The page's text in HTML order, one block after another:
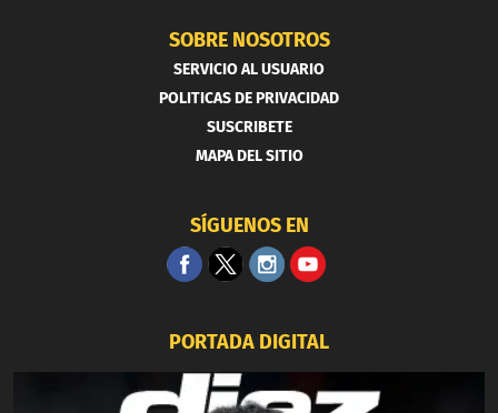
SOBRE NOSOTROS
SERVICIO AL USUARIO
POLITICAS DE PRIVACIDAD
SUSCRIBETE
MAPA DEL SITIO
SÍGUENOS EN
PORTADA DIGITAL